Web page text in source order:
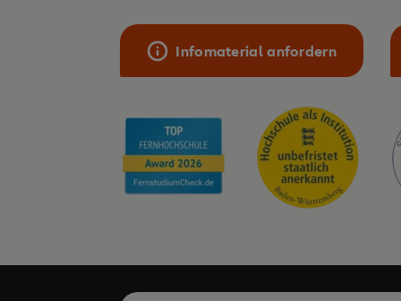
Infomaterial anfordern